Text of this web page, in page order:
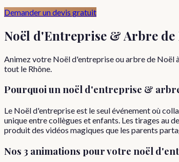
Demander un devis gratuit
Noël d'Entreprise & Arbre de
Animez votre Noël d'entreprise ou arbre de Noël
tout le Rhône.
Pourquoiun noël d'entreprise &
Le Noël d'entreprise est le seul événement où
unique entre collègues et enfants. Les tirages au
produit des vidéos magiques que les parents
Nos 3 animations pour votre noël